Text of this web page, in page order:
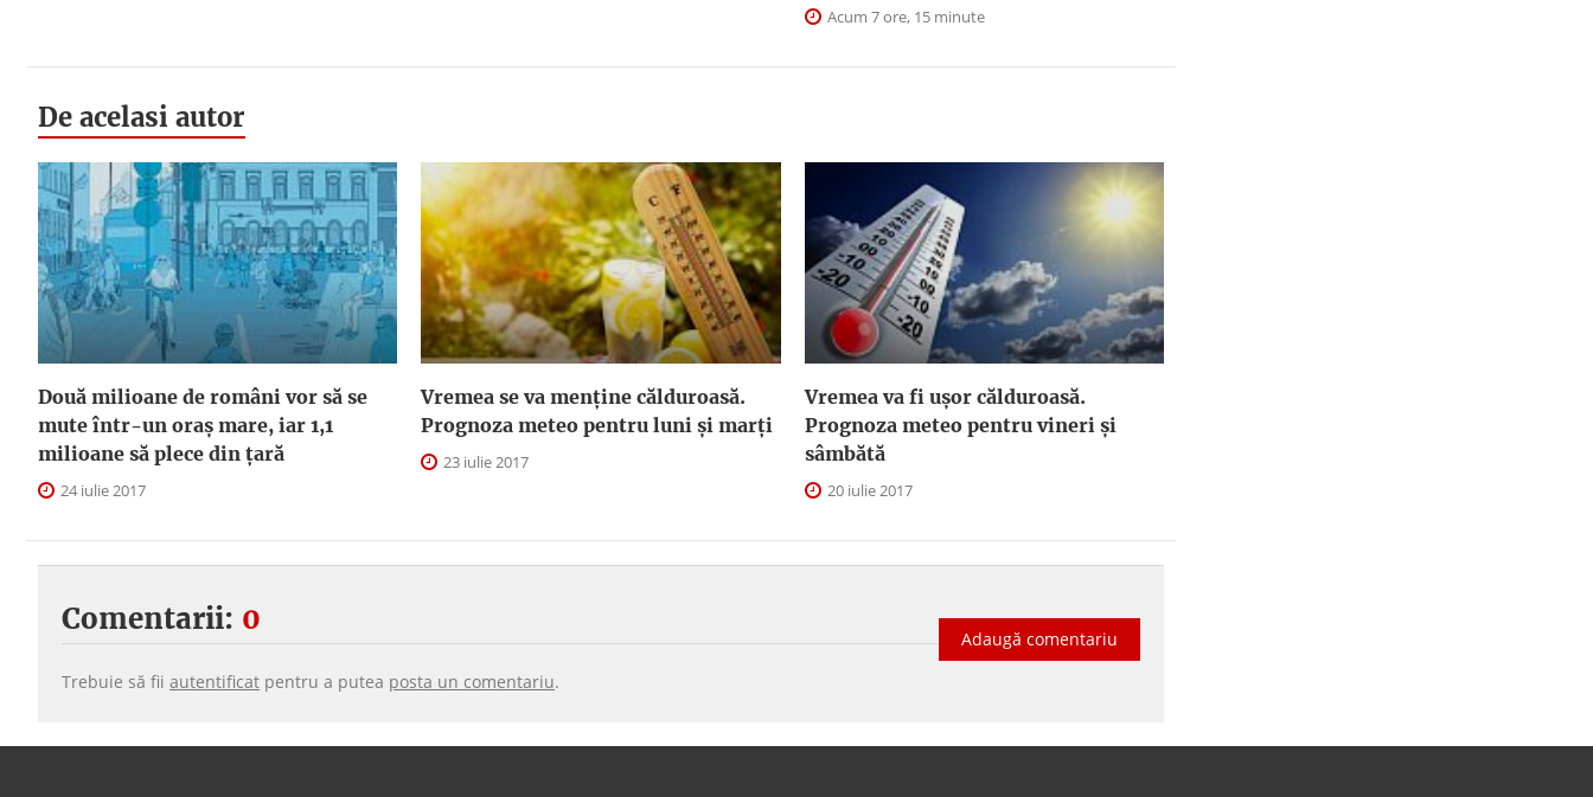
Acum 7 ore, 15 minute
De acelasi autor
Două milioane de români vor să se
mute într-un oraş mare, iar 1,1
milioane să plece din ţară
24 iulie 2017
Vremea se va menţine călduroasă.
Prognoza meteo pentru luni şi marţi
23 iulie 2017
Vremea va fi uşor călduroasă.
Prognoza meteo pentru vineri şi
sâmbătă
20 iulie 2017
Comentarii: 0
Adaugă comentariu
Trebuie să fii autentificat pentru a putea posta un comentariu.